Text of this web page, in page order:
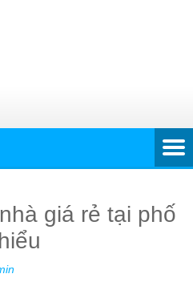
giá rẻ tại phố